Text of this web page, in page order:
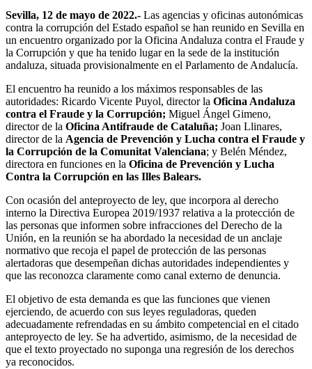
Sevilla, 12 de mayo de 2022.- Las agencias y oficinas autonómicas
contra la corrupción del Estado español se han reunido en Sevilla en
un encuentro organizado por la Oficina Andaluza contra el Fraude y
la Corrupción y que ha tenido lugar en la sede de la institución
andaluza, situada provisionalmente en el Parlamento de Andalucía.
El encuentro ha reunido a los máximos responsables de las
autoridades: Ricardo Vicente Puyol, director la Oficina Andaluza
contra el Fraude y la Corrupción; Miguel Ángel Gimeno,
director de la Oficina Antifraude de Cataluña; Joan Llinares,
director de la Agencia de Prevención y Lucha contra el Fraude y
la Corrupción de la Comunitat Valenciana; y Belén Méndez,
directora en funciones en la Oficina de Prevención y Lucha
Contra la Corrupción en las Illes Balears.
Con ocasión del anteproyecto de ley, que incorpora al derecho
interno la Directiva Europea 2019/1937 relativa a la protección de
las personas que informen sobre infracciones del Derecho de la
Unión, en la reunión se ha abordado la necesidad de un anclaje
normativo que recoja el papel de protección de las personas
alertadoras que desempeñan dichas autoridades independientes y
que las reconozca claramente como canal externo de denuncia.
El objetivo de esta demanda es que las funciones que vienen
ejerciendo, de acuerdo con sus leyes reguladoras, queden
adecuadamente refrendadas en su ámbito competencial en el citado
anteproyecto de ley. Se ha advertido, asimismo, de la necesidad de
que el texto proyectado no suponga una regresión de los derechos
ya reconocidos.